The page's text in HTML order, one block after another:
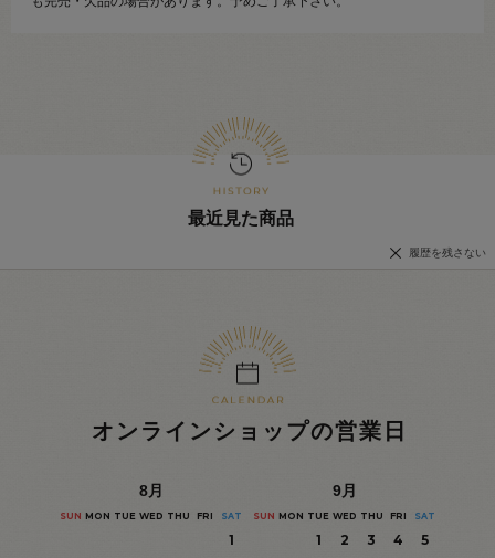
最近見た商品
履歴を残さない
オンラインショップの営業日
8月
SUN MON TUE WED THU FRI SAT
1
9月
SUN MON TUE WED THU FRI SAT
1 2 3 4
5